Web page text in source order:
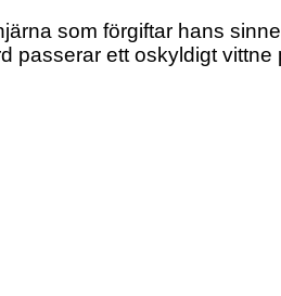
som förgiftar hans
passerar ett oskyldigt vittne